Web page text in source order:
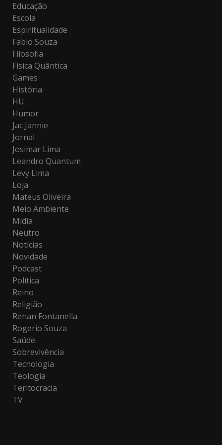
Educação
Escola
Espiritualidade
Fabio Souza
Filosofia
Física Quântica
Games
História
HU
Humor
Jac Jannie
Jornal
Josimar Lima
Leandro Quantum
Levy Lima
Loja
Mateus Oliveira
Meio Ambiente
Mídia
Neutro
Notícias
Novidade
Podcast
Política
Reino
Religião
Renan Fontanella
Rogerio Souza
Saúde
Sobrevivência
Tecnologia
Teologia
Teritocracia
TV